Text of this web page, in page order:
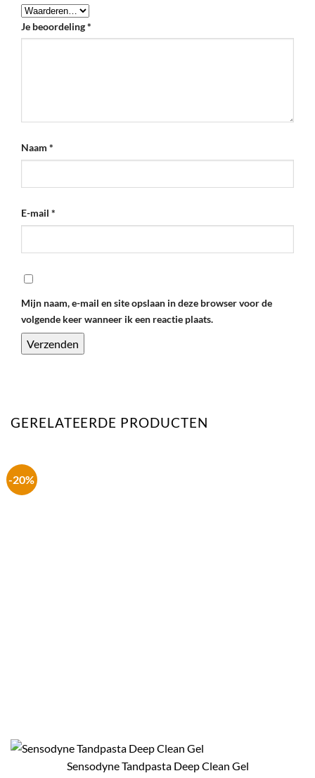
Je beoordeling*
Naam *
E-mail *
Mijn naam, e-mail en site opslaan in deze browser voor de
volgende keer wanneer ik een reactie plaats.
GERELATEERDE PRODUCTEN
-20%
Sensodyne Tandpasta Deep Clean Gel